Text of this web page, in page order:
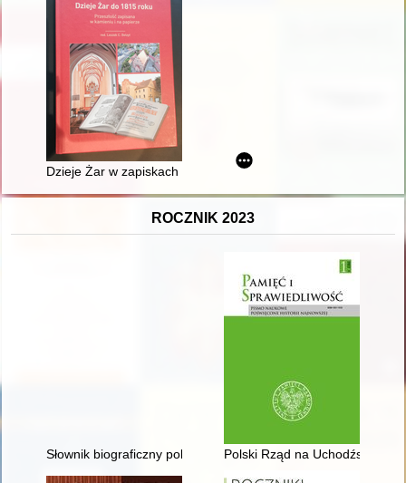
Dzieje Żar w zapiskach kronikarskich
ROCZNIK 2023
Słownik biograficzny polskiego obozu narodowego : całość w
Polski Rząd na Uchodźstwie i